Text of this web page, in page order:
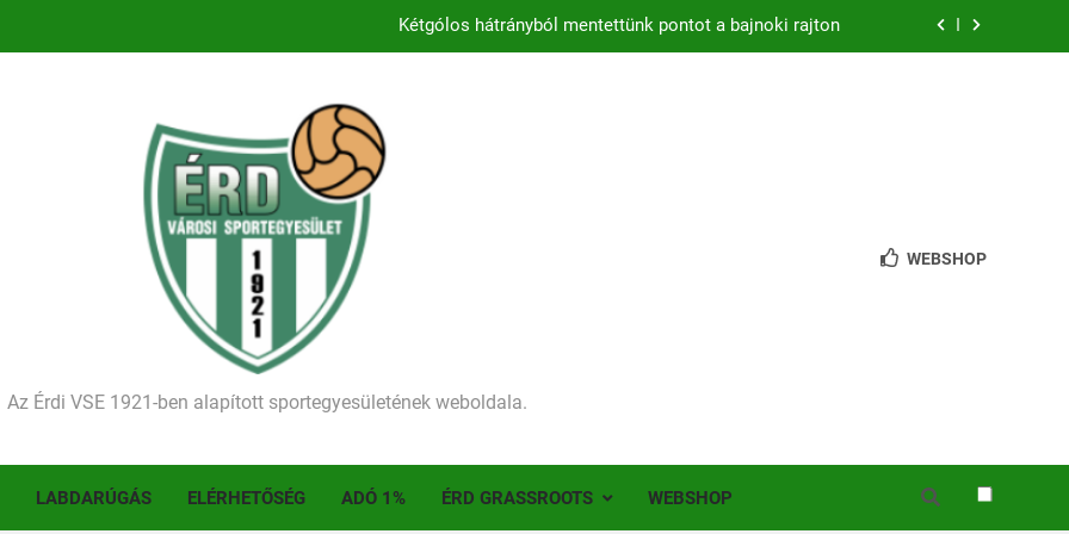
Kezdődik a 2026–2027-es szezon – hazai pályán rajtol az Érdi VSE!
Történelmet írt az I. Érdi Football Fesztivál – több mint 200 játékos lépett pályára Érden
Ellenfelünk visszalépése miatt játék nélkül jutottunk tovább a MOL Magyar Kupában
Kezdődik a 2026–2027-es szezon – hazai pályán rajtol az Érdi VSE!
Történelmet írt az I. Érdi Football Fesztivál – több mint 200 játékos lépett pályára Érden
Az Érdi VSE 1921-ben alapított sportegyesületének weboldala.
WEBSHOP
LABDARÚGÁS ELÉRHETŐSÉG ADÓ 1% ÉRD GRASSROOTS WEBSHOP